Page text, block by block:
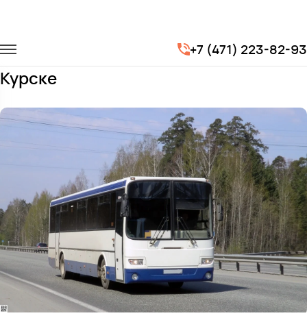
+7 (471) 223-82-93
ЛиАЗ 5256
Заказать ЛиАЗ 5256 с водителем в
Курске